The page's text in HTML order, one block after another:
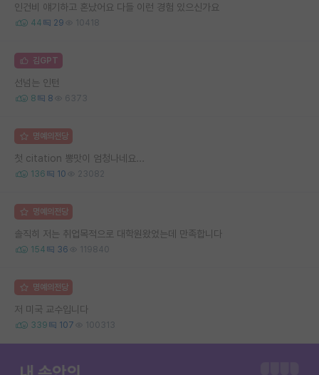
인건비 얘기하고 혼났어요 다들 이런 경험 있으신가요
44 29 10418
김GPT
선넘는 인턴
8 8 6373
명예의전당
첫 citation 뽕맛이 엄청나네요...
136 10 23082
명예의전당
솔직히 저는 취업목적으로 대학원왔었는데 만족합니다
154 36 119840
명예의전당
저 미국 교수입니다
339 107 100313